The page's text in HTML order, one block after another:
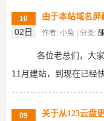
10
02日
由于本站域名屏
作者: 小兔 | 分类:
各位老总们，大
11月建站，到现在已经
无名，它还活着，已经
09 关于从123云盘